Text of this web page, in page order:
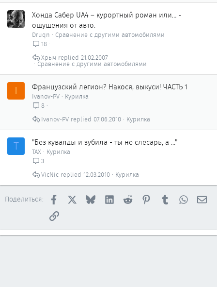
Хонда Сабер UA4 – курортный роман или… -
ощущения от авто.
Druqn
Сравнение с другими автомобилями
18
Сравнение с другими автомобилями
21.02.2007
Хрыч
I Французский легион? Накося, выкуси! ЧАСТЬ 1
Ivanov-PV
Курилка
8
Курилка
07.06.2010
Ivanov-PV
Т "Без кувалды и зубила - ты не слесарь, а ..."
ТАХ
Курилка
3
Курилка
12.03.2010
VicNic
Поделиться: Facebook BlueskyLinkedInReddit PinterestTumblr
Ссылка